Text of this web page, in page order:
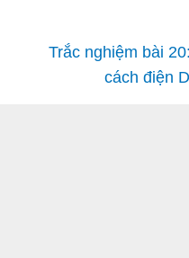
Trắc nghiệm bài
cách điện